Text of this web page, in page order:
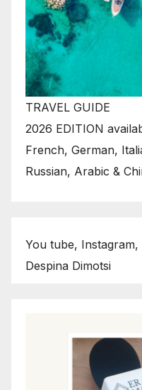
TRAVEL GUIDE
2026 EDITION
French, German,
Russian, Arabic &
You tube,
Despina Dimotsi